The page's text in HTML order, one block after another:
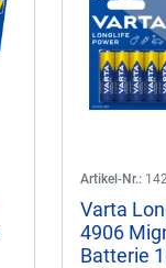
Artikel-Nr.:
Varta
4906
Batterie